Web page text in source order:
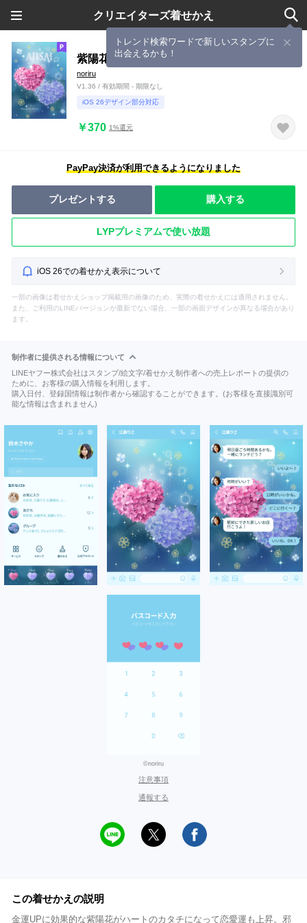
クリエイターズ着せかえ
トレンド検索ワードで新しいスタンプに
出会えるかも！
紫陽花♡金運&恋愛運UPのおまじない
noriru
V1.36 / 有効期間 - 期限なし
iOS 26デザイン部分対応
￥370 1%還元
PayPay決済が利用できるようになりました
プレゼントする 購入する
LYPプレミアムで使い放題
iOS 26での着せかえ表示について
一部の画像は着せかえショップ掲載用の画像のため、実際の着せかえには適用されません。
また、ご利用のLINEバージョンが最新でない場合、一部の画面デザインが異なる場合があり
ます。
制作者に提供される情報について
LINEヤフー株式会社はスタンプ/絵文字/着せかえ制作者への売上レポートの提供の
ために、お客様の購入情報を利用します。
購入日付、登録国情報は制作者から確認することができます。(お客様を直接識別可
能な情報は含まれません)
©noriru
注意事項
通報する
この着せかえの説明
金運UPに効果的な紫陽花がハートのカタチになって恋愛運も上昇。邪